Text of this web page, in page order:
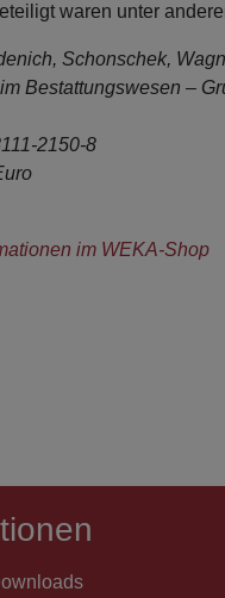
waren unter
Schonschek,
Bestattungswesen –
2150-8
im WEKA-Shop